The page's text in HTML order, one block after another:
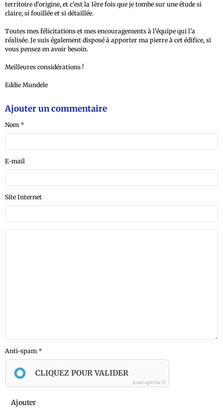
territoire d'origine, et c'est la 1ère fois que je tombe sur une étude si
claire, si fouillée et si détaillée.
Toutes mes félicitations et mes encouragements à l'équipe qui l'a
réalisée. Je suis également disposé à apporter ma pierre à cet édifice, si
vous pensez en avoir besoin.
Meilleures considérations !
Eddie Mundele
Ajouter un commentaire
Nom
E-mail
Site Internet
Anti-spam
CLIQUEZ POUR VALIDER
IconCaptcha ©
Ajouter